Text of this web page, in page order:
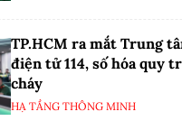
TP.HCM ra mắt Trung
điện tử 114, số hóa quy
cháy
HẠ TẦNG THÔNG MINH